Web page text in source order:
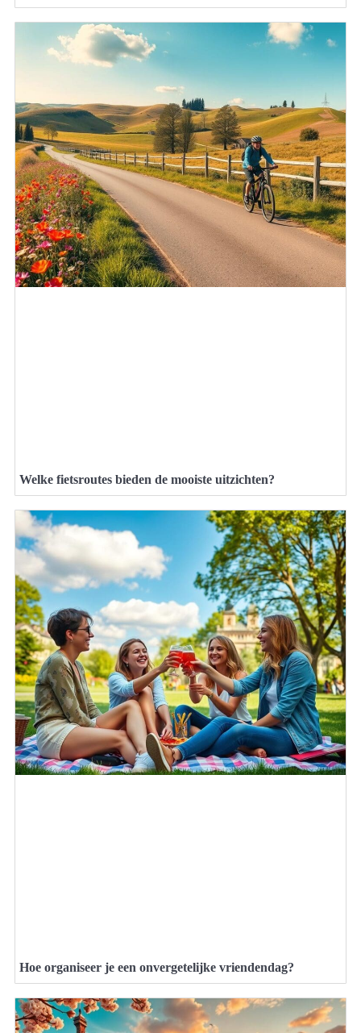
Welke fietsroutes bieden de mooiste uitzichten?
Hoe organiseer je een onvergetelijke vriendendag?